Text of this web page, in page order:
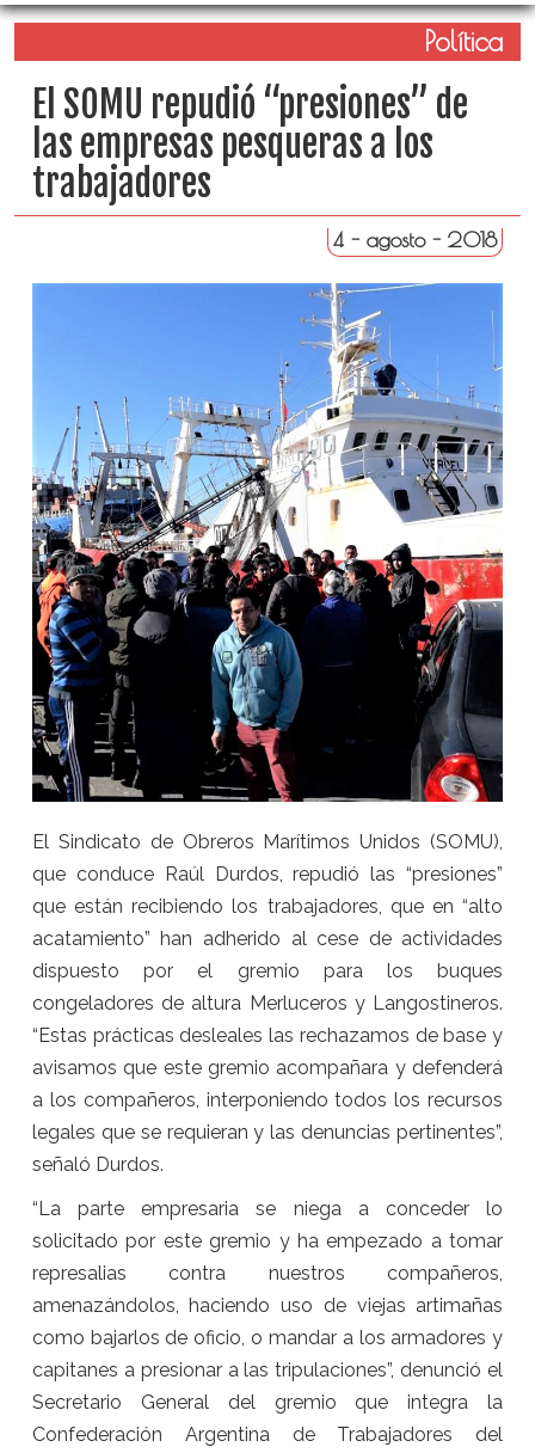
Política
El SOMU repudió “presiones” de
las empresas pesqueras a los
trabajadores
4 - agosto - 2018
El Sindicato de Obreros Marítimos Unidos (SOMU),
que conduce Raúl Durdos, repudió las “presiones”
que están recibiendo los trabajadores, que en “alto
acatamiento” han adherido al cese de actividades
dispuesto por el gremio para los buques
congeladores de altura Merluceros y Langostineros.
“Estas prácticas desleales las rechazamos de base y
avisamos que este gremio acompañara y defenderá
a los compañeros, interponiendo todos los recursos
legales que se requieran y las denuncias pertinentes”,
señaló Durdos.
“La parte empresaria se niega a conceder lo
solicitado por este gremio y ha empezado a tomar
represalias contra nuestros compañeros,
amenazándolos, haciendo uso de viejas artimañas
como bajarlos de oficio, o mandar a los armadores y
capitanes a presionar a las tripulaciones”, denunció el
Secretario General del gremio que integra la
Confederación Argentina de Trabajadores del